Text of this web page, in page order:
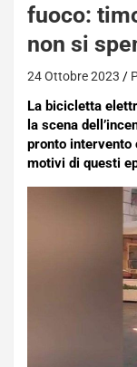
fuoco:
non si
24 Ottobre 2023
La bicicletta
la scena
pronto intervento
motivi di questi